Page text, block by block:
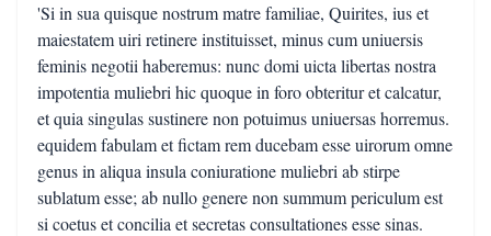
'Si in sua quisque nostrum matre familiae, Quirites, ius et
maiestatem uiri retinere instituisset, minus cum uniuersis
feminis negotii haberemus: nunc domi uicta libertas nostra
impotentia muliebri hic quoque in foro obteritur et calcatur,
et quia singulas sustinere non potuimus uniuersas horremus.
equidem fabulam et fictam rem ducebam esse uirorum omne
genus in aliqua insula coniuratione muliebri ab stirpe
sublatum esse; ab nullo genere non summum periculum est
si coetus et concilia et secretas consultationes esse sinas.